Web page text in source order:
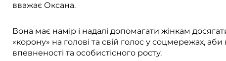
вважає Оксана.
Вона має намір і надалі допомагати жінкам
«корону» на голові та свій голос у соцмережах,
впевненості та особистісного росту.